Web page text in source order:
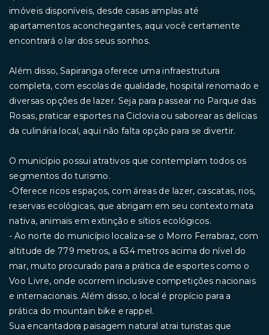
imóveis disponíveis, desde casas amplas até
apartamentos aconchegantes, aqui você certamente
encontrará o lar dos seus sonhos.
Além disso, Sapiranga oferece uma infraestrutura
completa, com escolas de qualidade, hospital renomado e
diversas opções de lazer. Seja para passear no Parque das
Rosas, praticar esportes na Ciclovia ou saborear as delícias
da culinária local, aqui não falta opção para se divertir.
O município possui atrativos que contemplam todos os
segmentos do turismo.
-Oferece ricos espaços, com áreas de lazer, cascatas, rios,
reservas ecológicas, que abrigam em seu contexto mata
nativa, animais em extinção e sítios ecológicos.
- Ao norte do município localiza-se o Morro Ferrabraz, com
altitude de 779 metros, a 634 metros acima do nível do
mar, muito procurado para a prática de esportes como o
Voo Livre, onde ocorrem inclusive competições nacionais
e internacionais. Além disso, o local é propício para a
prática do mountain bike e rappel.
Sua encantadora paisagem natural atrai turistas que